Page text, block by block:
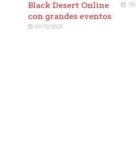
Black Desert Online
con grandes eventos
09/10/2020